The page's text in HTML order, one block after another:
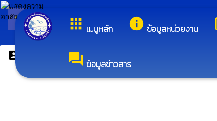
apps เมนูหลัก info ข้อมูลหน่วยงาน
forum ข้อมูลข่าวสาร
arrow_back_iosกลับเมนูหลัก ยินดีต้อนรับสู่
account_boxหน่วยตรวจสอบภายใน